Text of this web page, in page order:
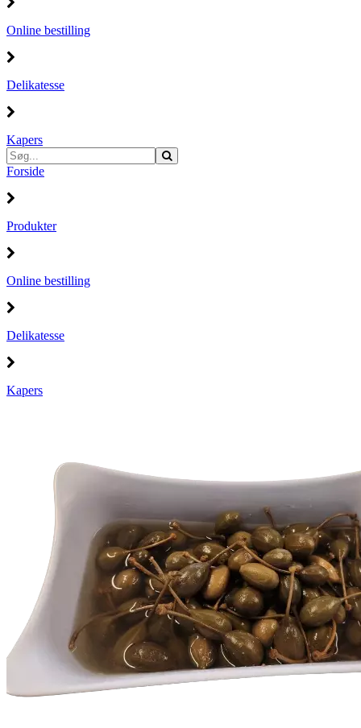
Online bestilling
Delikatesse
Kapers
Forside
Produkter
Online bestilling
Delikatesse
Kapers